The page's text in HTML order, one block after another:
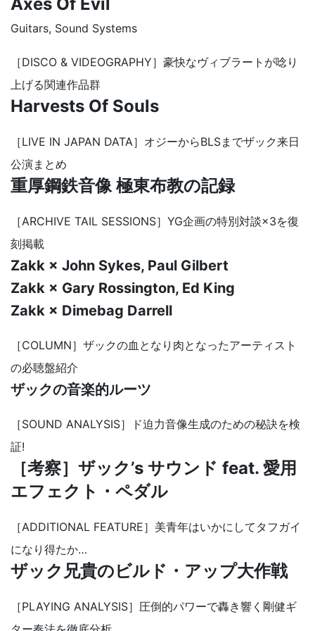
Guitars, Sound Systems
［DISCO & VIDEOGRAPHY］豪快なヴィブラートが唸り
上げる関連作品群
Harvests Of Souls
［LIVE IN JAPAN DATA］オジーからBLSまでザック来日
公演まとめ
重厚鋼鉄音像 極東布教の記録
［ARCHIVE TAIL SESSIONS］YG企画の特別対談×3を復
刻掲載
Zakk × John Sykes, Paul Gilbert
Zakk × Gary Rossington, Ed King
Zakk × Dimebag Darrell
［COLUMN］ザックの血となり肉となったアーティスト
の必聴盤紹介
ザックの音楽的ルーツ
［SOUND ANALYSIS］ド迫力音像生成のための秘訣を検
証!
［考察］ザック’s サウンド feat. 愛用
エフェクト・ペダル
［ADDITIONAL FEATURE］美青年はいかにしてタフガイ
になり得たか…
ザック兄貴のビルド・アップ大作戦
［PLAYING ANALYSIS］圧倒的パワーで轟き響く剛健ギ